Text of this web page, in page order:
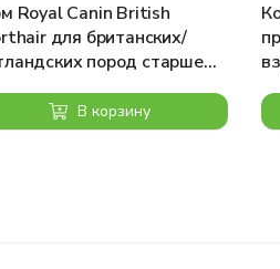
Royal Canin British
для британских/
пород старше
В корзину